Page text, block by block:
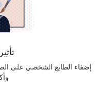
إضفاء الطابع الشخصي على